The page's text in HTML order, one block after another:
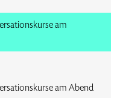
am
am Abend